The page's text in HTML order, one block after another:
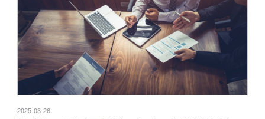
2025-03-26